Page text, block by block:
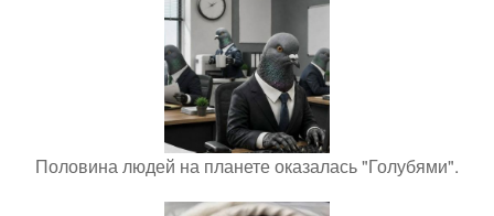
Половина людей на планете оказалась "Голубями".